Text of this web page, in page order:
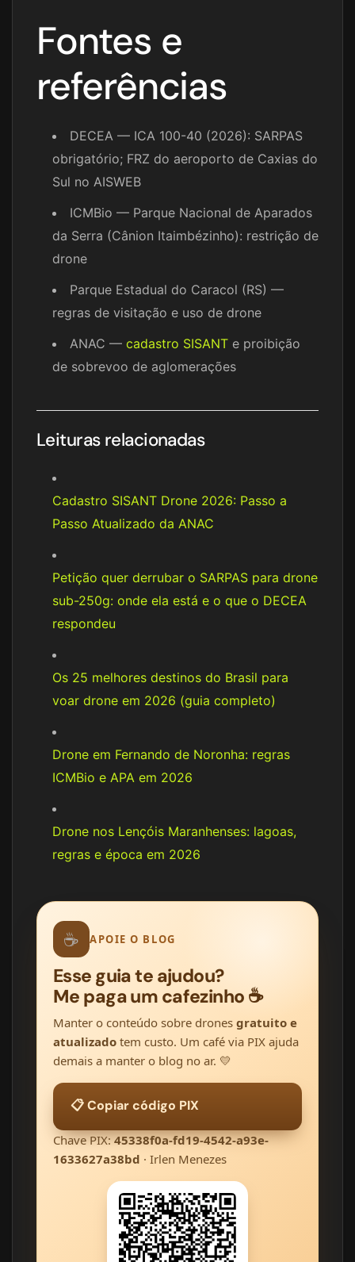
Fontes e
referências
DECEA — ICA 100-40 (2026): SARPAS
obrigatório; FRZ do aeroporto de Caxias do
Sul no AISWEB
ICMBio — Parque Nacional de Aparados
da Serra (Cânion Itaimbézinho): restrição de
drone
Parque Estadual do Caracol (RS) —
regras de visitação e uso de drone
ANAC — cadastro SISANT e proibição
de sobrevoo de aglomerações
Leituras relacionadas
Cadastro SISANT Drone 2026: Passo a
Passo Atualizado da ANAC
Petição quer derrubar o SARPAS para drone
sub-250g: onde ela está e o que o DECEA
respondeu
Os 25 melhores destinos do Brasil para
voar drone em 2026 (guia completo)
Drone em Fernando de Noronha: regras
ICMBio e APA em 2026
Drone nos Lençóis Maranhenses: lagoas,
regras e época em 2026
☕ APOIE O BLOG
Esse guia te ajudou?
Me paga um cafezinho ☕
Manter o conteúdo sobre drones gratuito e
atualizado tem custo. Um café via PIX ajuda
demais a manter o blog no ar. 💛
📋 Copiar código PIX
Chave PIX:45338f0a-fd19-4542-a93e-
1633627a38bd · Irlen Menezes